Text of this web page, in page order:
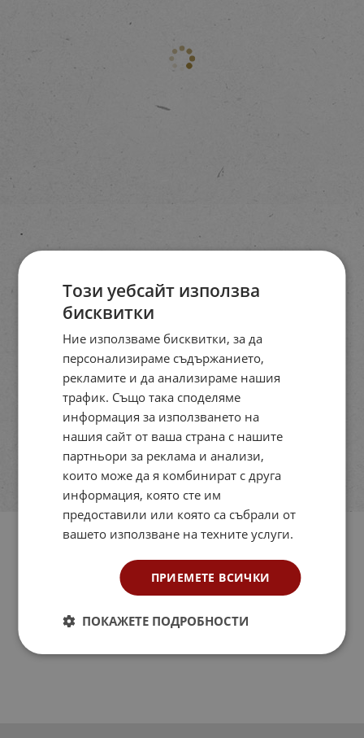
Този уебсайт използва
бисквитки
Ние използваме бисквитки, за да
персонализираме съдържанието,
рекламите и да анализираме нашия
трафик. Също така споделяме
информация за използването на
нашия сайт от ваша страна с нашите
партньори за реклама и анализи,
които може да я комбинират с друга
информация, която сте им
предоставили или която са събрали от
вашето използване на техните услуги.
ПРИЕМЕТЕ ВСИЧКИ
ПОКАЖЕТЕ ПОДРОБНОСТИ